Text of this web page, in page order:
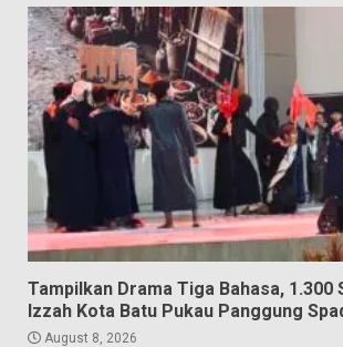
Tampilkan Drama Tiga Bahasa, 1.300
Izzah Kota Batu Pukau Panggung
August 8, 2026